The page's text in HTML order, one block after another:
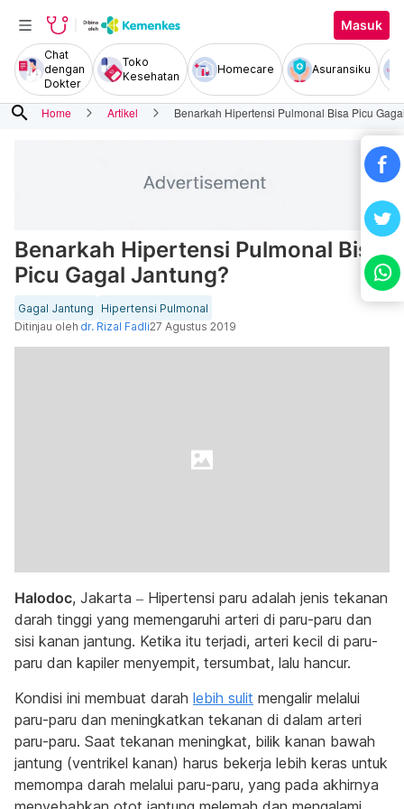
Masuk
Chat
dengan
Dokter
Toko
Kesehatan
Homecare Asuransiku
search Home Artikel Benarkah Hipertensi Pulmonal Bisa Picu
Benarkah Hipertensi Pulmonal Bisa
Picu Gagal Jantung?
Gagal Jantung
Hipertensi Pulmonal
Ditinjau oleh dr. Rizal Fadli27 Agustus 2019
Halodoc, Jakarta – Hipertensi paru adalah jenis tekanan
darah tinggi yang memengaruhi arteri di paru-paru dan
sisi kanan jantung. Ketika itu terjadi, arteri kecil di paru-
paru dan kapiler menyempit, tersumbat, lalu hancur.
Kondisi ini membuat darah lebih sulit mengalir melalui
paru-paru dan meningkatkan tekanan di dalam arteri
paru-paru. Saat tekanan meningkat, bilik kanan bawah
jantung (ventrikel kanan) harus bekerja lebih keras untuk
memompa darah melalui paru-paru, yang pada akhirnya